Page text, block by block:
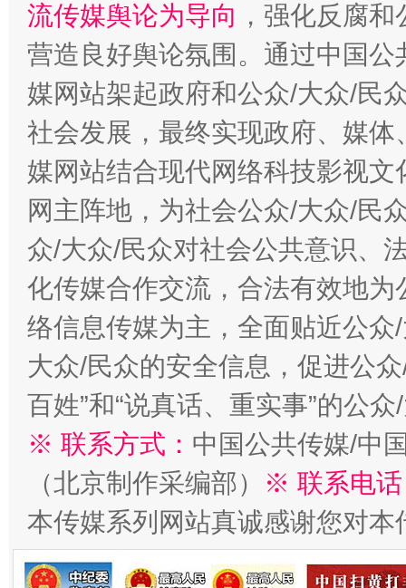
东山县通报“牛蛙产品抗生素超标问题” 法
流传媒舆论为导向 ，强化反腐
营造良好舆论氛围。通过中国
媒网站架起政府和公众/大众/民
社会发展，最终实现政府、媒
媒网站结合现代网络科技影视
网主阵地，为社会公众/大众/民
众/大众/民众对社会公共意识、
化传媒合作交流，合法有效地
络信息传媒为主，全面贴近公
大众/民众的安全信息，促进公
百姓”和“说真话、重实事”的公
※ 联系方式： 中国公共传媒/中
（北京制作采编部）
※ 联系电
本传媒系列网站真诚感谢您对